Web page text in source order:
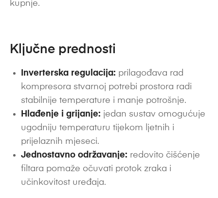
kupnje.
Ključne prednosti
Inverterska regulacija: prilagođava rad
kompresora stvarnoj potrebi prostora radi
stabilnije temperature i manje potrošnje.
Hlađenje i grijanje: jedan sustav omogućuje
ugodniju temperaturu tijekom ljetnih i
prijelaznih mjeseci.
Jednostavno održavanje: redovito čišćenje
filtara pomaže očuvati protok zraka i
učinkovitost uređaja.